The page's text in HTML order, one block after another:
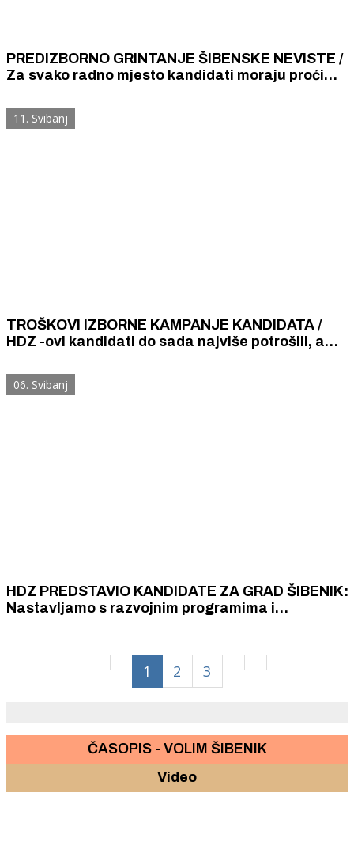
PREDIZBORNO GRINTANJE ŠIBENSKE NEVISTE /
Za svako radno mjesto kandidati moraju proći
župana to nije potrebno!
11. Svibanj
TROŠKOVI IZBORNE KAMPANJE KANDIDATA /
HDZ -ovi kandidati do sada najviše potrošili, a
većinu promidžbe stvaraju u kućnoj radinosti
06. Svibanj
HDZ PREDSTAVIO KANDIDATE ZA GRAD ŠIBENIK:
Nastavljamo s razvojnim programima i
1 2 3
ČASOPIS - VOLIM ŠIBENIK
Video